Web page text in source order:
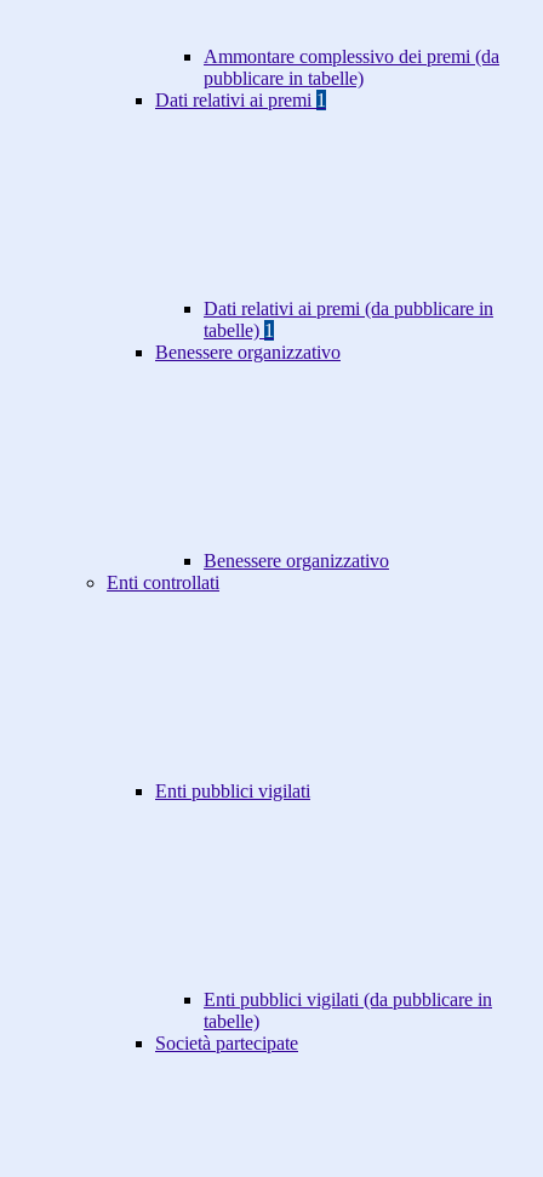
Ammontare complessivo dei premi (da
pubblicare in tabelle)
Dati relativi ai premi 1
Dati relativi ai premi (da pubblicare in
tabelle) 1
Benessere organizzativo
Benessere organizzativo
Enti controllati
Enti pubblici vigilati
Enti pubblici vigilati (da pubblicare in
tabelle)
Società partecipate